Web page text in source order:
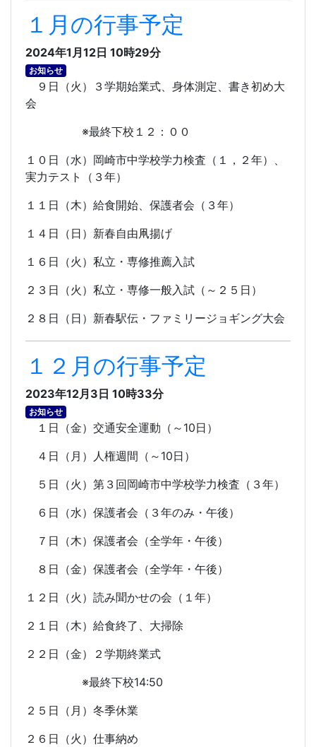
１月の行事予定
2024年1月12日 10時29分
お知らせ
９日（火）３学期始業式、身体測定、書き初め大
会
※最終下校１２：００
１０日（水）岡崎市中学校学力検査（１，２年）、
実力テスト（３年）
１１日（木）給食開始、保護者会（３年）
１４日（日）新春自由凧揚げ
１６日（火）私立・専修推薦入試
２３日（火）私立・専修一般入試（～２５日）
２８日（日）新春駅伝・ファミリージョギング大会
１２月の行事予定
2023年12月3日 10時33分
お知らせ
１日（金）交通安全運動（～ 10日）
４日（月）人権週間（～ 10日）
５日（火）第３回岡崎市中学校学力検査（３年）
６日（水）保護者会（３年のみ・午後）
７日（木）保護者会（全学年・午後）
８日（金）保護者会（全学年・午後）
１２日（火）読み聞かせの会（１年）
２１日（木）給食終了、大掃除
２２日（金）２学期終業式
※最終下校14:50
２５日（月）冬季休業
２６日（火）仕事納め